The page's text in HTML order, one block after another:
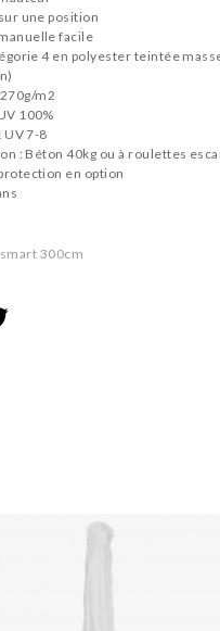
une position
facile
4 en polyester teintée
m2
100%
UV 7-8
: Béton 40kg ou à roulettes
en option
300cm